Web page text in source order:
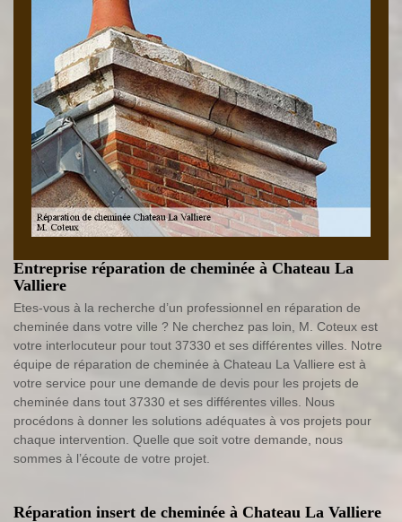
Entreprise réparation de cheminée à Chateau La
Valliere
Etes-vous à la recherche d’un professionnel en réparation de
cheminée dans votre ville ? Ne cherchez pas loin, M. Coteux est
votre interlocuteur pour tout 37330 et ses différentes villes. Notre
équipe de réparation de cheminée à Chateau La Valliere est à
votre service pour une demande de devis pour les projets de
cheminée dans tout 37330 et ses différentes villes. Nous
procédons à donner les solutions adéquates à vos projets pour
chaque intervention. Quelle que soit votre demande, nous
sommes à l’écoute de votre projet.
Réparation insert de cheminée à Chateau La Valliere